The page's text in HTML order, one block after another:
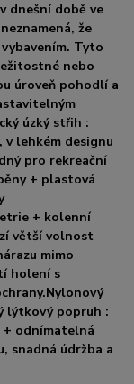
dnešní době ve
že
Tyto
nebo
úroveň pohodlí a
úzký střih :
lehkém designu
pro rekreační
+ plastová
+ kolenní
větší volnost
mimo
holení s
lýtkový popruh :
+ odnímatelná
snadná údržba a